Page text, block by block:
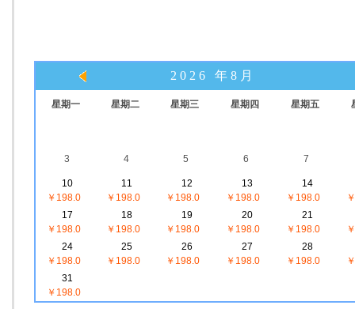
2026 年8月
星期一 星期二 星期三 星期四 星期五
3 4 5 6 7
10
￥198.0
11
￥198.0
12
￥198.0
13
￥198.0
14
￥198.0
17
￥198.0
18
￥198.0
19
￥198.0
20
￥198.0
21
￥198.0
24
￥198.0
25
￥198.0
26
￥198.0
27
￥198.0
28
￥198.0
31
￥198.0